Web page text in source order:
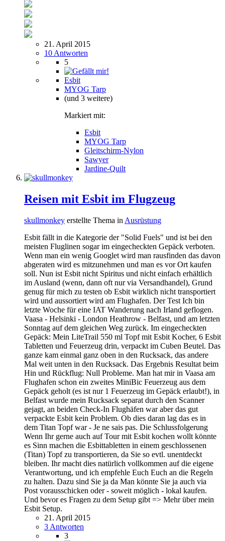
21. April 2015
10 Antworten
5
Esbit
MYOG Tarp
(und 3 weitere)
Markiert mit:
Esbit
MYOG Tarp
Gleitschirm-Nylon
Sawyer
Jardine-Quilt
Reisen mit Esbit im Flugzeug
skullmonkey erstellte Thema in Ausrüstung
Esbit fällt in die Kategorie der "Solid Fuels" und ist bei den
meisten Fluglinen sogar im eingecheckten Gepäck verboten.
Wenn man ein wenig Googlet wird man rausfinden das davon
abgeraten wird es mitzunehmen und man es vor Ort kaufen
soll. Nun ist Esbit nicht Spiritus und nicht einfach erhältlich
im Ausland (wenn, dann oft nur via Versandhandel), Grund
genug für mich zu testen ob Esbit wirklich nicht transportiert
wird und aussortiert wird am Flughafen. Der Test Ich bin
letzte Woche für eine IAT Wanderung nach Irland geflogen.
Vaasa - Helsinki - London Heathrow - Belfast, und am letzten
Sonntag auf dem gleichen Weg zurück. Im eingecheckten
Gepäck: Mein LiteTrail 550 ml Topf mit Esbit Kocher, 6 Esbit
Tabletten und Feuerzeug drin, verpackt im Cuben Beutel. Das
ganze kam einmal ganz oben in den Rucksack, das andere
Mal weit unten in den Rucksack. Das Ergebnis Resultat beim
Hin und Rückflug: Null Probleme. Man hat mir in Vaasa am
Flughafen schon ein zweites MiniBic Feuerzeug aus dem
Gepäck geholt (es ist nur 1 Feuerzeug im Gepäck erlaubt!), in
Belfast wurde mein Rucksack separat durch den Scanner
gejagt, an beiden Check-In Flughäfen war aber das gut
verpackte Esbit kein Problem. Ob dies daran lag das es in
dem Titan Topf war - Je ne sais pas. Die Schlussfolgerung
Wenn Ihr gerne auch auf Tour mit Esbit kochen wollt könnte
es Sinn machen die Esbittabletten in einem geschlossenen
(Titan) Topf zu transportieren, da Sie so evtl. unentdeckt
bleiben. Ihr macht dies natürlich vollkommen auf die eigene
Verantwortung, und ich empfehle Euch Euch an die Regeln
zu halten. Dazu sind Sie ja da Man könnte Sie ja auch via
Post vorausschicken oder - soweit möglich - lokal kaufen.
Und bevor es Fragen zu dem Setup gibt => Mehr über mein
Esbit Setup.
21. April 2015
3 Antworten
3